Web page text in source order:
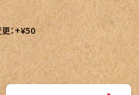
：+¥50